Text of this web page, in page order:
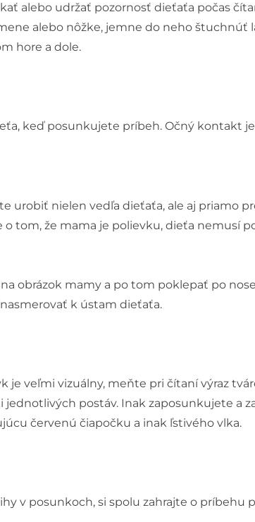
alebo udržať pozornosť dieťaťa počas
alebo nôžke, jemne do neho štuchnúť
hore a dole.
keď posunkujete príbeh. Očný kontakt
urobiť nielen vedľa dieťaťa, ale aj priamo
o tom, že mama je polievku, dieťa nemusí
obrázok mamy a po tom poklepať po
k ústam dieťaťa.
je veľmi vizuálny, meňte pri čítaní výraz
jednotlivých postáv. Inak zaposunkujete a
červenú čiapočku a inak ľstivého vlka.
v posunkoch, si spolu zahrajte o príbehu